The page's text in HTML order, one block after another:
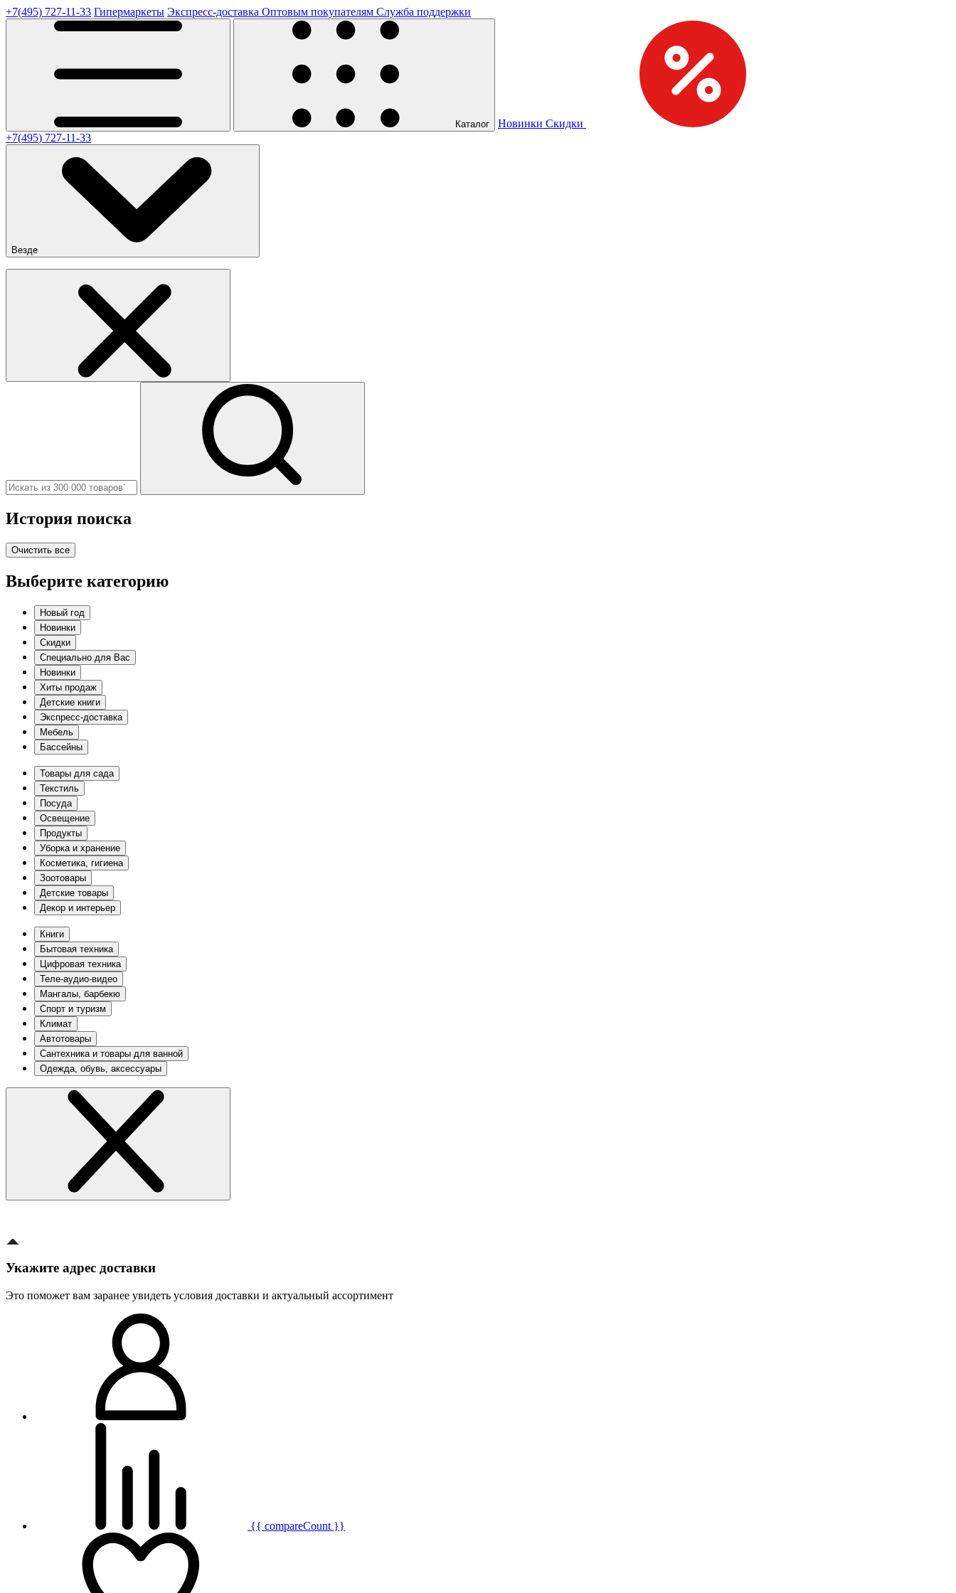
+7(495) 727-11-33 Гипермаркеты Экспресс-доставка Оптовым покупателям Служба поддержки
Каталог Новинки Скидки
+7(495) 727-11-33
Везде
История поиска
Очистить все
Выберите категорию
Новый год
Новинки
Скидки
Специально для Вас
Новинки
Хиты продаж
Детские книги
Экспресс-доставка
Мебель
Бассейны
Товары для сада
Текстиль
Посуда
Освещение
Продукты
Уборка и хранение
Косметика, гигиена
Зоотовары
Детские товары
Декор и интерьер
Книги
Бытовая техника
Цифровая техника
Теле-аудио-видео
Мангалы, барбекю
Спорт и туризм
Климат
Автотовары
Сантехника и товары для ванной
Одежда, обувь, аксессуары
Укажите адрес доставки
Это поможет вам заранее увидеть условия доставки и актуальный ассортимент
{{ compareCount }}